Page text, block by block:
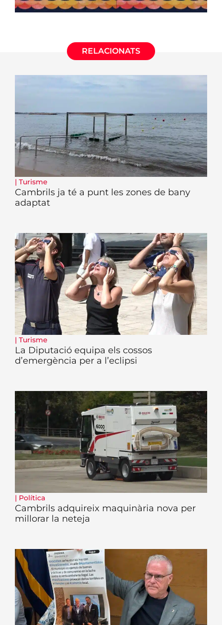
RELACIONATS
| Turisme
Cambrils ja té a punt les zones de bany
adaptat
| Turisme
La Diputació equipa els cossos
d’emergència per a l’eclipsi
| Política
Cambrils adquireix maquinària nova per
millorar la neteja